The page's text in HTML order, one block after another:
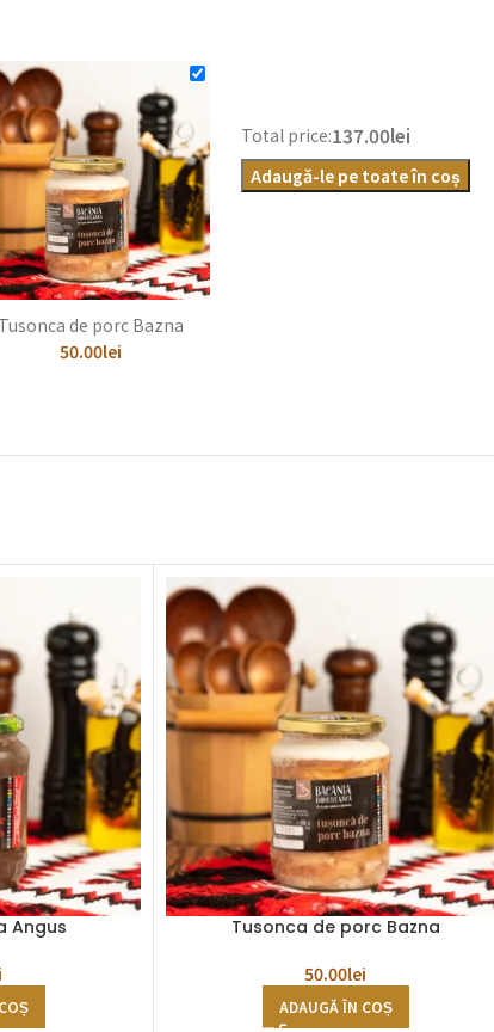
Tusonca de porc Bazna
50.00lei
Total price:137.00lei
Adaugă-le pe toate în coș
Angus
Tusonca de porc Bazna
50.00lei
ADAUGĂ ÎN COȘ